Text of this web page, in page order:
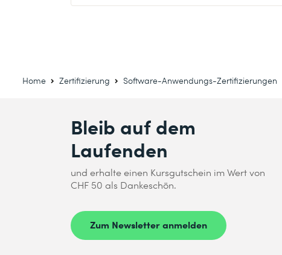
Home Zertifizierung Software-Anwendungs-Zertifizierungen
Bleib auf dem
Laufenden
und erhalte einen Kursgutschein im Wert von
CHF 50 als Dankeschön.
Zum Newsletter anmelden